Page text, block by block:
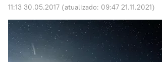
11:13 30.05.2017 (atualizado: 09:47 21.11.2021)